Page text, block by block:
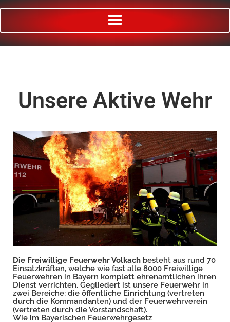
Unsere Aktive Wehr
Die Freiwillige Feuerwehr Volkach besteht aus rund 70
Einsatzkräften, welche wie fast alle 8000 Freiwillige
Feuerwehren in Bayern komplett ehrenamtlichen ihren
Dienst verrichten. Gegliedert ist unsere Feuerwehr in
zwei Bereiche: die öffentliche Einrichtung (vertreten
durch die Kommandanten) und der Feuerwehrverein
(vertreten durch die Vorstandschaft).
Wie im Bayerischen Feuerwehrgesetz